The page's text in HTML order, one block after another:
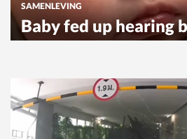
SAMENLEVING
Baby fed up hearing